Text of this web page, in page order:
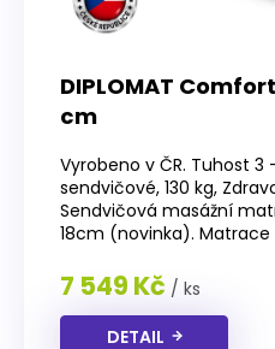
DIPLOMAT
cm
Vyrobeno v ČR. Tuhost
sendvičové, 130 kg,
Sendvičová masážní
18cm (novinka). Matrace
7 549 Kč / ks
DETAIL